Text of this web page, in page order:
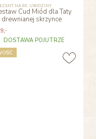
NA 60. URODZINY
Cud Miód dla Taty
skrzynce
,-
DOSTAWA POJUTRZE